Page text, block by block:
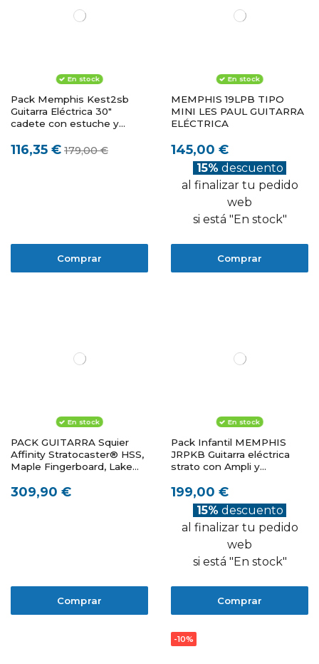
En stock
Pack Memphis Kest2sb
Guitarra Eléctrica 30"
cadete con estuche y
116,35 € 179,00 €
Comprar
En stock
MEMPHIS 19LPB TIPO
MINI LES PAUL GUITARRA
ELÉCTRICA
145,00 €
15% descuento
al finalizar tu pedido
web
si está "En stock"
Comprar
En stock
PACK GUITARRA Squier
Affinity Stratocaster® HSS,
Maple Fingerboard, Lake
309,90 €
Comprar
En stock
Pack Infantil MEMPHIS
JRPKB Guitarra eléctrica
strato con Ampli y
199,00 €
15% descuento
al finalizar tu pedido
web
si está "En stock"
Comprar
-10%